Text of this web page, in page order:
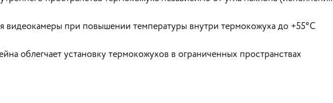
видеокамеры при повышении температуры внутри термокожуха до +55°С
облегчает установку термокожухов в ограниченных пространствах